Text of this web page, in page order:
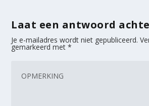
Laat een antwoord
Je e-mailadres wordt niet gepubliceerd.
gemarkeerd met*